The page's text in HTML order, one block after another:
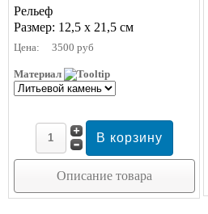
Рельеф
Размер: 12,5 х 21,5 см
Цена: 3500 руб
Материал
Описание товара